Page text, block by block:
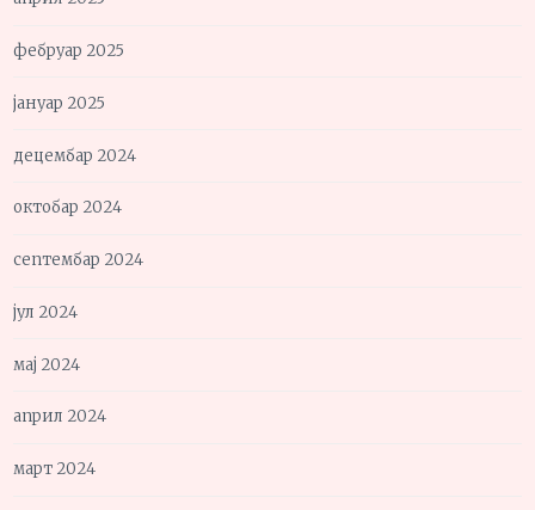
фебруар 2025
јануар 2025
децембар 2024
октобар 2024
септембар 2024
јул 2024
мај 2024
април 2024
март 2024